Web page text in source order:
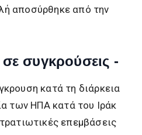
αποσύρθηκε από την
συγκρούσεις -
κατά τη διάρκεια
των ΗΠΑ κατά του Ιράκ
επεμβάσεις